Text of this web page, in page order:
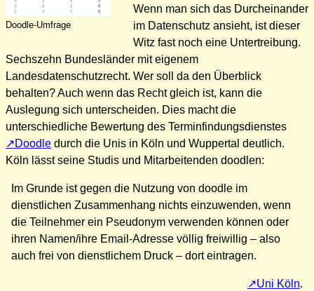
Doodle-Umfrage
Wenn man sich das Durcheinander
im Datenschutz ansieht, ist dieser
Witz fast noch eine Untertreibung.
Sechszehn Bundesländer mit eigenem
Landesdatenschutzrecht. Wer soll da den Überblick
behalten? Auch wenn das Recht gleich ist, kann die
Auslegung sich unterscheiden. Dies macht die
unterschiedliche Bewertung des Terminfindungsdienstes
Doodle durch die Unis in Köln und Wuppertal deutlich.
Köln lässt seine Studis und Mitarbeitenden doodlen:
Im Grunde ist gegen die Nutzung von doodle im
dienstlichen Zusammenhang nichts einzuwenden, wenn
die Teilnehmer ein Pseudonym verwenden können oder
ihren Namen/ihre Email-Adresse völlig freiwillig – also
auch frei von dienstlichem Druck – dort eintragen.
Uni Köln.